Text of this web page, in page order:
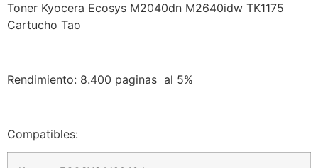
Toner Kyocera Ecosys M2040dn M2640idw TK1175
Cartucho Tao
Rendimiento: 8.400 paginas al 5%
Compatibles: